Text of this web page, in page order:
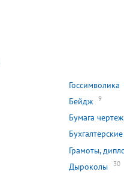
Госсимволика
Бейдж 9
Бумага
Грамоты,
Дыроколы 30